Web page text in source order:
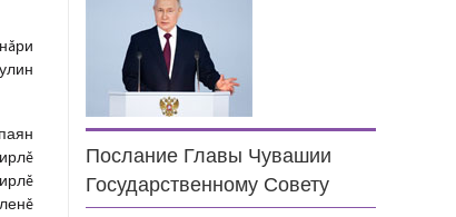
Послание Главы Чувашии
Государственному Совету